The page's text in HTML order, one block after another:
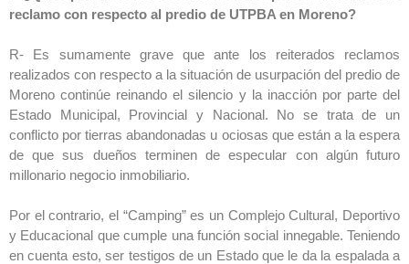
reclamo con respecto al predio de UTPBA en Moreno?
R- Es sumamente grave que ante los reiterados reclamos
realizados con respecto a la situación de usurpación del predio de
Moreno continúe reinando el silencio y la inacción por parte del
Estado Municipal, Provincial y Nacional. No se trata de un
conflicto por tierras abandonadas u ociosas que están a la espera
de que sus dueños terminen de especular con algún futuro
millonario negocio inmobiliario.
Por el contrario, el “Camping” es un Complejo Cultural, Deportivo
y Educacional que cumple una función social innegable. Teniendo
en cuenta esto, ser testigos de un Estado que le da la espalada a